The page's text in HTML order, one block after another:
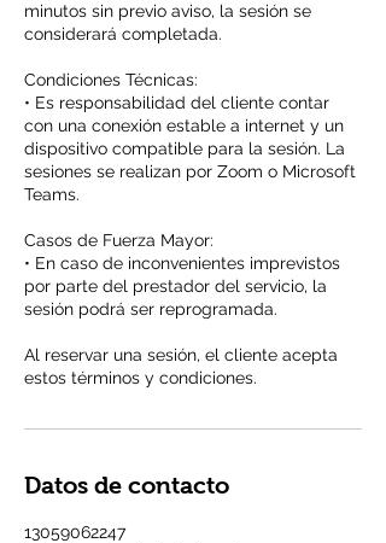
minutos sin previo aviso, la sesión se
considerará completada.
Condiciones Técnicas:
• Es responsabilidad del cliente contar
con una conexión estable a internet y un
dispositivo compatible para la sesión. La
sesiones se realizan por Zoom o Microsoft
Teams.
Casos de Fuerza Mayor:
• En caso de inconvenientes imprevistos
por parte del prestador del servicio, la
sesión podrá ser reprogramada.
Al reservar una sesión, el cliente acepta
estos términos y condiciones.
Datos de contacto
13059062247